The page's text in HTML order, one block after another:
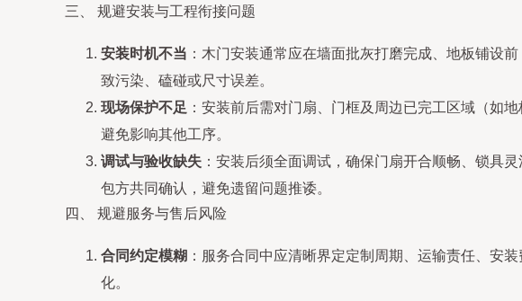
三、 规避安装与工程衔接问题
安装时机不当 ：木门安装通常应在墙面批灰打磨完成、地板铺设
致污染、磕碰或尺寸误差。
现场保护不足 ：安装前后需对门扇、门框及周边已完工区域（如
避免影响其他工序。
调试与验收缺失 ：安装后须全面调试，确保门扇开合顺畅、锁具
包方共同确认，避免遗留问题推诿。
四、 规避服务与售后风险
合同约定模糊 ：服务合同中应清晰界定定制周期、运输责任、安
化。